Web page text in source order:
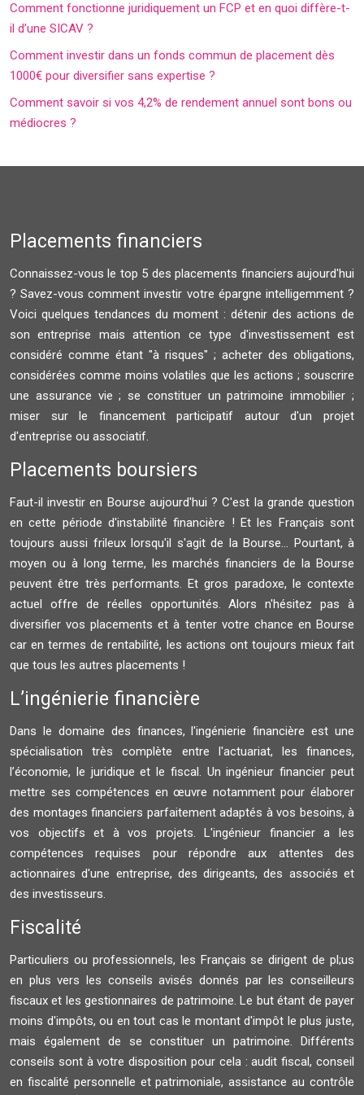
Comment fonctionne juridiquement un FCP et en quoi diffère-t-
il d’une SICAV ?
Comment investir dans un fonds commun de placement dès
1000€ pour diversifier sans expertise ?
Comment savoir si vos 4,2% de rendement annuel sont bons ou
médiocres ?
Placements financiers
Connaissez-vous le top 5 des placements financiers aujourd'hui
? Savez-vous comment investir votre épargne intelligemment ?
Voici quelques tendances du moment : détenir des actions de
son entreprise mais attention ce type d'investissement est
considéré comme étant "à risques" ; acheter des obligations,
considérées comme moins volatiles que les actions ; souscrire
une assurance vie ; se constituer un patrimoine immobilier ;
miser sur le financement participatif autour d'un projet
d'entreprise ou associatif.
Placements boursiers
Faut-il investir en Bourse aujourd'hui ? C'est la grande question
en cette période d'instabilité financière ! Et les Français sont
toujours aussi frileux lorsqu'il s'agit de la Bourse... Pourtant, à
moyen ou à long terme, les marchés financiers de la Bourse
peuvent être très performants. Et gros paradoxe, le contexte
actuel offre de réelles opportunités. Alors n'hésitez pas à
diversifier vos placements et à tenter votre chance en Bourse
car en termes de rentabilité, les actions ont toujours mieux fait
que tous les autres placements !
L’ingénierie financière
Dans le domaine des finances, l'ingénierie financière est une
spécialisation très complète entre l'actuariat, les finances,
l’économie, le juridique et le fiscal. Un ingénieur financier peut
mettre ses compétences en œuvre notamment pour élaborer
des montages financiers parfaitement adaptés à vos besoins, à
vos objectifs et à vos projets. L'ingénieur financier a les
compétences requises pour répondre aux attentes des
actionnaires d'une entreprise, des dirigeants, des associés et
des investisseurs.
Fiscalité
Particuliers ou professionnels, les Français se dirigent de pl;us
en plus vers les conseils avisés donnés par les conseilleurs
fiscaux et les gestionnaires de patrimoine. Le but étant de payer
moins d'impôts, ou en tout cas le montant d'impôt le plus juste,
mais également de se constituer un patrimoine. Différents
conseils sont à votre disposition pour cela : audit fiscal, conseil
en fiscalité personnelle et patrimoniale, assistance au contrôle